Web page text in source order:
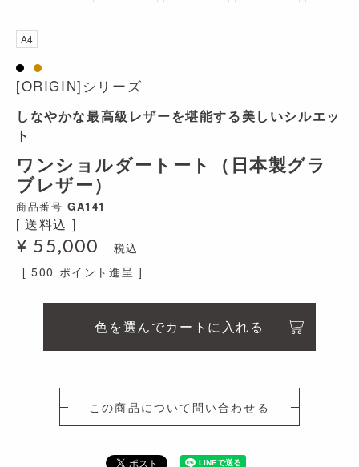
A4
[ORIGIN]シリーズ
しなやかな最高級レザーを堪能する美しいシルエッ
ト
ワンショルダートート（日本製グラ
ブレザー）
商品番号 GA141
送料込
¥ 55,000
税込
[ 500 ポイント進呈 ]
色を選んでカートに入れる
この商品について問い合わせる